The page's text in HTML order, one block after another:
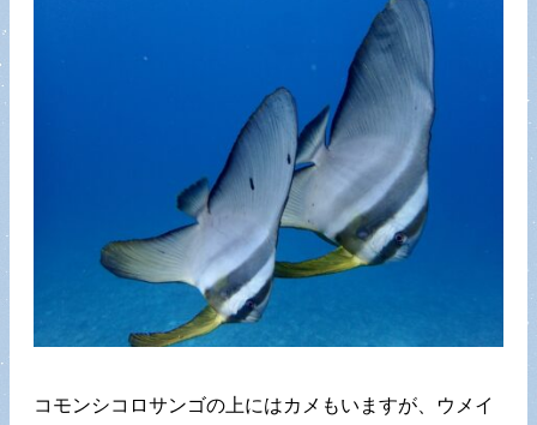
コモンシコロサンゴの上にはカメもいますが、ウメイ